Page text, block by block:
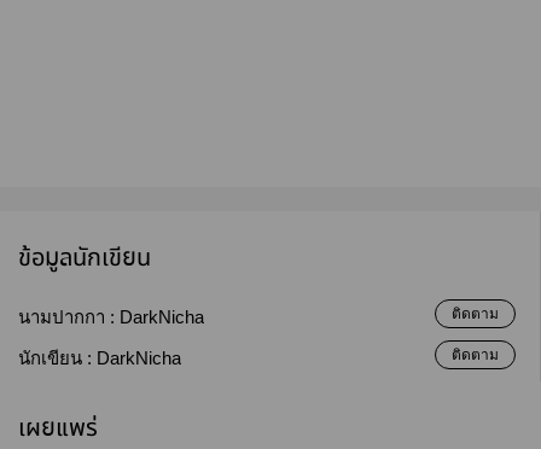
ข้อมูลนักเขียน
นามปากกา : DarkNicha ติดตาม
นักเขียน : DarkNicha ติดตาม
เผยแพร่